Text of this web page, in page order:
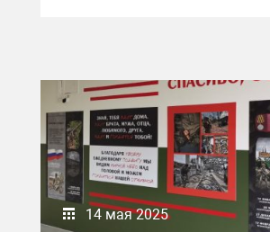
14 мая 2025